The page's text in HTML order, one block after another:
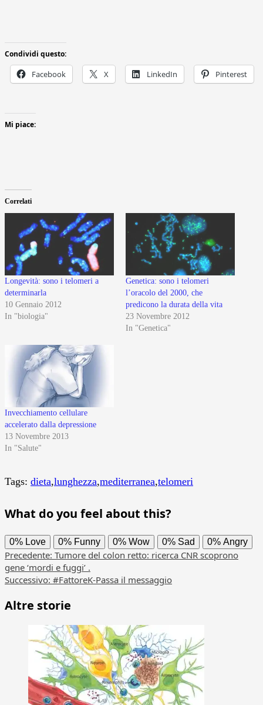
Condividi questo:
Facebook X LinkedIn Pinterest
Mi piace:
Correlati
Longevità: sono i telomeri a
determinarla
10 Gennaio 2012
In "biologia"
Genetica: sono i telomeri
l’oracolo del 2000, che
predicono la durata della vita
23 Novembre 2012
In "Genetica"
Invecchiamento cellulare
accelerato dalla depressione
13 Novembre 2013
In "Salute"
Tags: dieta,lunghezza,mediterranea,telomeri
What do you feel about this?
0% Love 0% Funny 0% Wow 0% Sad 0% Angry
Navigazione
articolo
Precedente: Tumore del colon retto: ricerca CNR scoprono
gene ‘mordi e fuggi’ .
Successivo: #FattoreK-Passa il messaggio
Altre storie